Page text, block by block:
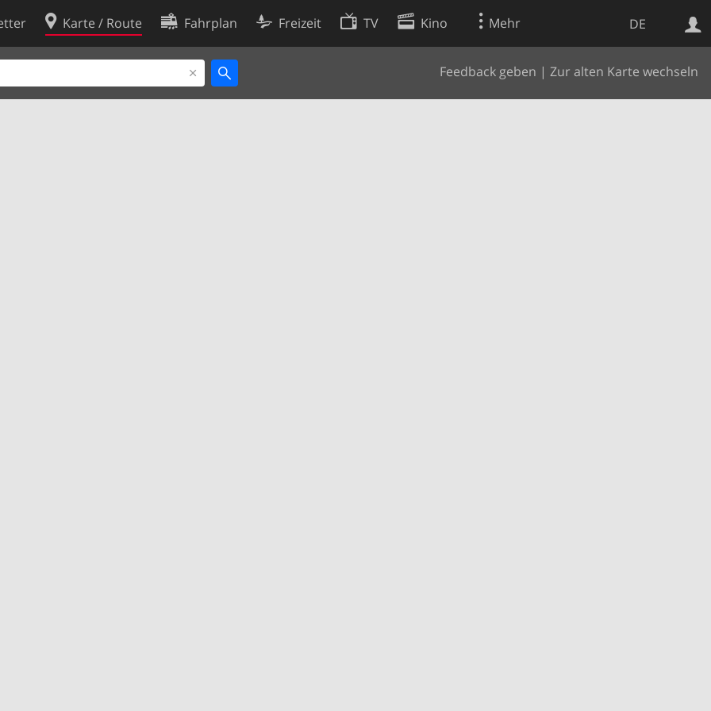
DE
Karte / Route Fahrplan Freizeit TV Kino Mehr
Feedback geben | Zur alten Karte wechseln
Websuche
Cookie-Richtlinie
Cookie-Einstellungen